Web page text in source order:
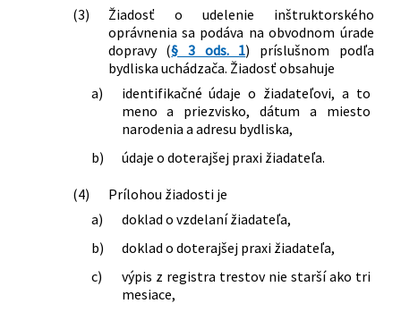
(3)
Žiadosť o udelenie inštruktorského
oprávnenia sa podáva na obvodnom úrade
dopravy (§ 3 ods. 1) príslušnom podľa
bydliska uchádzača. Žiadosť obsahuje
a)
identifikačné údaje o žiadateľovi, a to
meno a priezvisko, dátum a miesto
narodenia a adresu bydliska,
b)
údaje o doterajšej praxi žiadateľa.
(4)
Prílohou žiadosti je
a)
doklad o vzdelaní žiadateľa,
b)
doklad o doterajšej praxi žiadateľa,
c)
výpis z registra trestov nie starší ako tri
mesiace,